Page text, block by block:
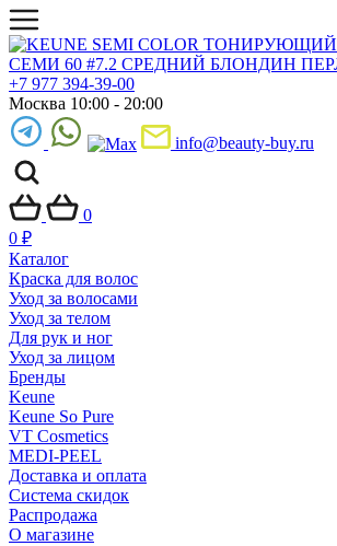
+7 977 394-39-00
Москва 10:00 - 20:00
info@beauty-buy.ru
0
0 ₽
Каталог
Краска для волос
Уход за волосами
Уход за телом
Для рук и ног
Уход за лицом
Бренды
Keune
Keune So Pure
VT Cosmetics
MEDI-PEEL
Доставка и оплата
Система скидок
Распродажа
О магазине